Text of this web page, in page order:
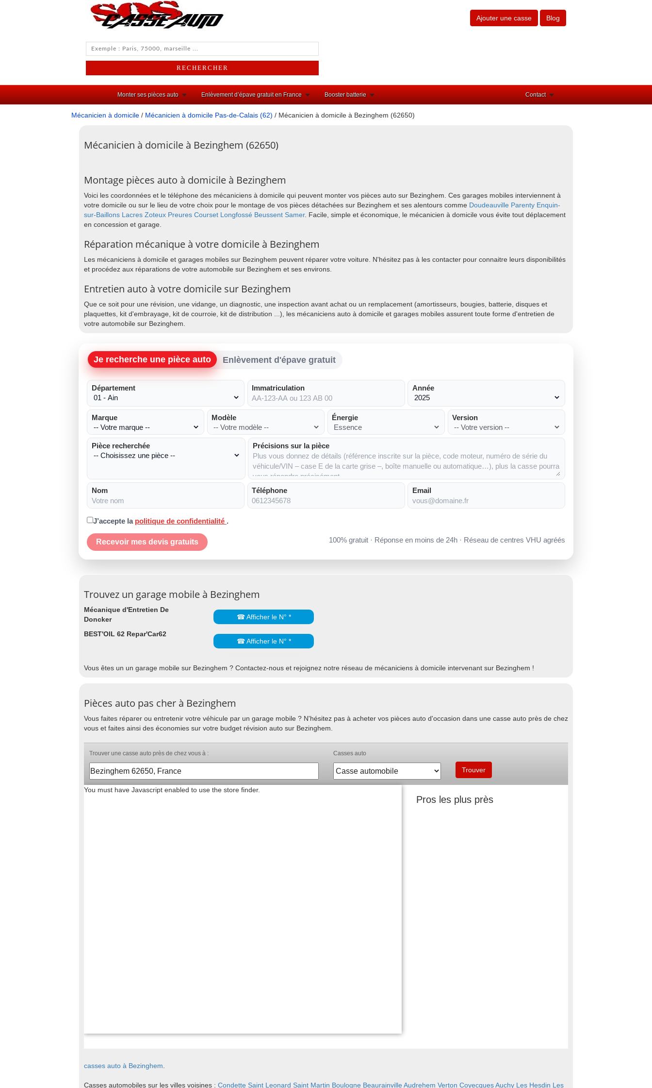
Ajouter une casse Blog
Monter ses pièces auto Enlèvement d’épave gratuit en France Booster batterie Contact
Mécanicien à domicile / Mécanicien à domicile Pas-de-Calais (62) / Mécanicien à domicile à Bezinghem (62650)
Mécanicien à domicile à Bezinghem (62650)
Montage pièces auto à domicile à Bezinghem
Voici les coordonnées et le téléphone des mécaniciens à domicile qui peuvent monter vos pièces auto sur Bezinghem. Ces garages mobiles interviennent à
votre domicile ou sur le lieu de votre choix pour le montage de vos pièces détachées sur Bezinghem et ses alentours comme Doudeauville Parenty Enquin-
sur-Baillons Lacres Zoteux Preures Courset Longfossé Beussent Samer. Facile, simple et économique, le mécanicien à domicile vous évite tout déplacement
en concession et garage.
Réparation mécanique à votre domicile à Bezinghem
Les mécaniciens à domicile et garages mobiles sur Bezinghem peuvent réparer votre voiture. N'hésitez pas à les contacter pour connaitre leurs disponibilités
et procédez aux réparations de votre automobile sur Bezinghem et ses environs.
Entretien auto à votre domicile sur Bezinghem
Que ce soit pour une révision, une vidange, un diagnostic, une inspection avant achat ou un remplacement (amortisseurs, bougies, batterie, disques et
plaquettes, kit d'embrayage, kit de courroie, kit de distribution ...), les mécaniciens auto à domicile et garages mobiles assurent toute forme d'entretien de
votre automobile sur Bezinghem.
Je recherche une pièce auto Enlèvement d'épave gratuit
Département Immatriculation Année
Marque Modèle Énergie Version
Pièce recherchée Précisions sur la pièce
Nom Téléphone Email
J’accepte la politique de confidentialité .
Recevoir mes devis gratuits 100% gratuit · Réponse en moins de 24h · Réseau de centres VHU agréés
Trouvez un garage mobile à Bezinghem
Mécanique d'Entretien De
Doncker
☎ Afficher le N° *
BEST'OIL 62 Repar'Car62
☎ Afficher le N° *
Vous êtes un un garage mobile sur Bezinghem ? Contactez-nous et rejoignez notre réseau de mécaniciens à domicile intervenant sur Bezinghem !
Pièces auto pas cher à Bezinghem
Vous faites réparer ou entretenir votre véhicule par un garage mobile ? N'hésitez pas à acheter vos pièces auto d'occasion dans une casse auto près de chez
vous et faites ainsi des économies sur votre budget révision auto sur Bezinghem.
casses auto à Bezinghem
Casses automobiles sur les villes voisines : Condette Saint Leonard Saint Martin Boulogne Beaurainville Audrehem Verton CoyecquesAuchy Les Hesdin Les